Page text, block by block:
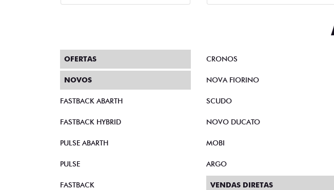
OFERTAS
NOVOS
FASTBACK ABARTH
FASTBACK HYBRID
PULSE ABARTH
PULSE
FASTBACK
CRONOS
NOVA FIORINO
SCUDO
NOVO DUCATO
MOBI
ARGO
VENDAS DIRETAS